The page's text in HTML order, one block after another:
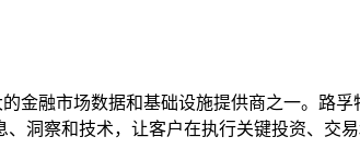
金融市场数据和基础设施提供商之一。路
、洞察和技术，让客户在执行关键投资、